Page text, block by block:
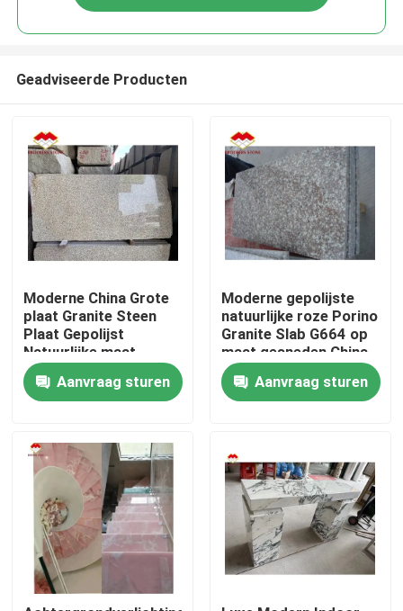
Thuis
Producten
Over ons
Geadviseerde Producten
Moderne China Grote
plaat Granite Steen
Plaat Gepolijst
Natuurlijke maat
Chinese Roze Porno
Roze Granit Plaat
Aanvraag sturen
Moderne gepolijste
natuurlijke roze Porino
Granite Slab G664 op
maat gesneden China
Roze Porno Rosa
prijzenAanvraag sturen